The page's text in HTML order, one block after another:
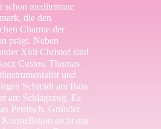
schon mediterrane
die den
Charme der
prägt. Neben
Xidi Christof sind
Custos, Thomas
und
Schmidt am Bass
am Schlagzeug. Es
Petritsch, Gründer
nicht nur